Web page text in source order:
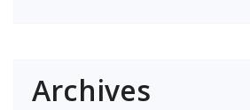
Archives